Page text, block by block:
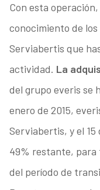
Con esta
conocimiento de
Serviabertis que
actividad. La
del grupo everis se
enero de 2015,
Serviabertis, y el 15
49% restante, para
del período de